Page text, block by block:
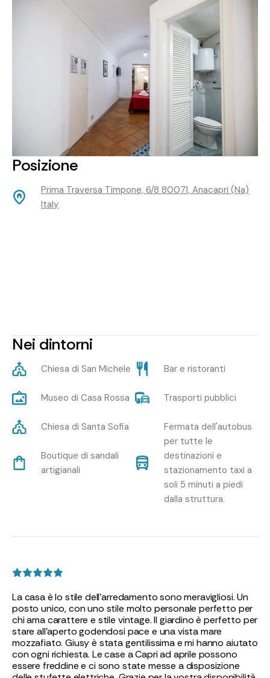
Posizione
Prima Traversa Timpone, 6/8 80071, Anacapri (Na)
Italy
Nei dintorni
Chiesa di San Michele
Museo di Casa Rossa
Chiesa di Santa Sofia
Boutique di sandali
artigianali
Bar e ristoranti
Trasporti pubblici
Fermata dell'autobus
per tutte le
destinazioni e
stazionamento taxi a
soli 5 minuti a piedi
dalla struttura.
La casa è lo stile dell’arredamento sono meravigliosi. Un
posto unico, con uno stile molto personale perfetto per
chi ama carattere e stile vintage. Il giardino è perfetto per
stare all’aperto godendosi pace e una vista mare
mozzafiato. Giusy è stata gentilissima e mi hanno aiutato
con ogni richiesta. Le case a Capri ad aprile possono
essere freddine e ci sono state messe a disposizione